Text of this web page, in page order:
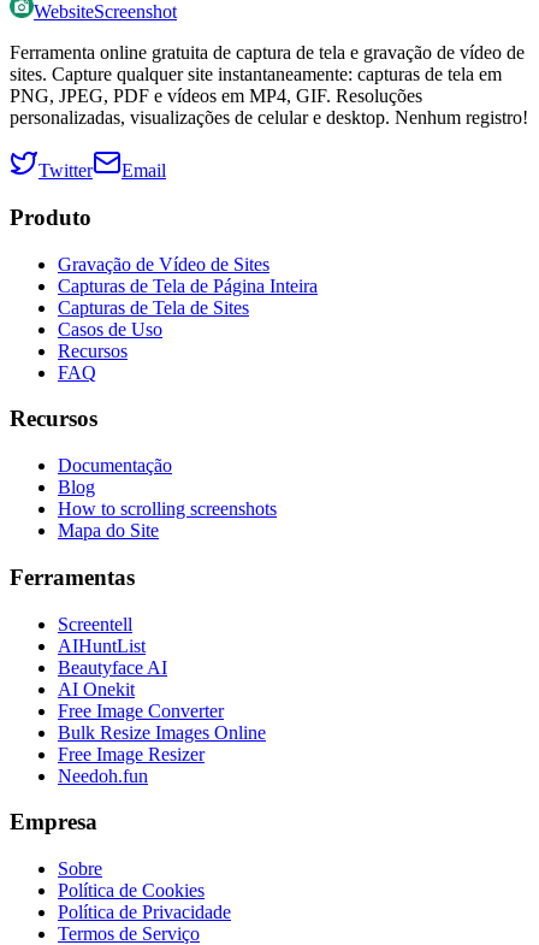
WebsiteScreenshot
Ferramenta online gratuita de captura de tela e gravação de vídeo de
sites. Capture qualquer site instantaneamente: capturas de tela em
PNG, JPEG, PDF e vídeos em MP4, GIF. Resoluções
personalizadas, visualizações de celular e desktop. Nenhum registro!
Twitter Email
Produto
Gravação de Vídeo de Sites
Capturas de Tela de Página Inteira
Capturas de Tela de Sites
Casos de Uso
Recursos
FAQ
Recursos
Documentação
Blog
How to scrolling screenshots
Mapa do Site
Ferramentas
Screentell
AIHuntList
Beautyface AI
AI Onekit
Free Image Converter
Bulk Resize Images Online
Free Image Resizer
Needoh.fun
Empresa
Sobre
Política de Cookies
Política de Privacidade
Termos de Serviço